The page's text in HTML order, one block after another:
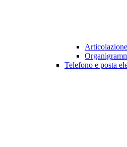
Telefono e posta